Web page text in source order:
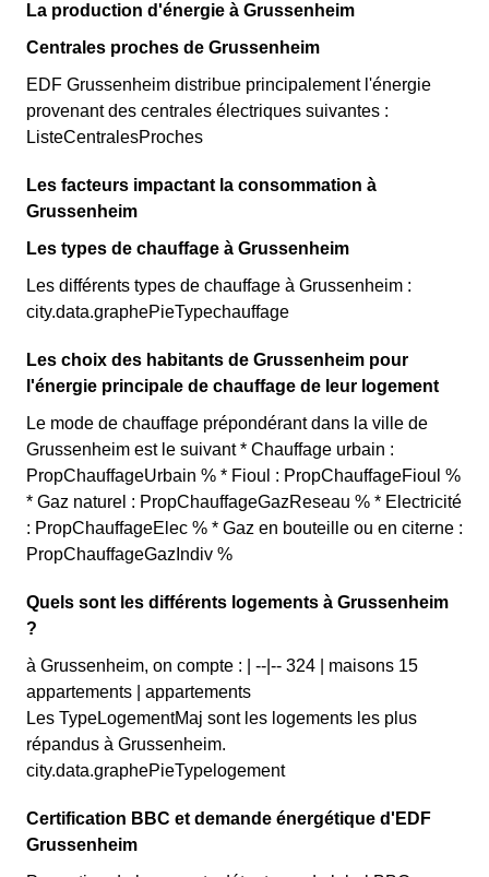
La production d'énergie à Grussenheim
Centrales proches de Grussenheim
EDF Grussenheim distribue principalement l'énergie
provenant des centrales électriques suivantes :
ListeCentralesProches
Les facteurs impactant la consommation à
Grussenheim
Les types de chauffage à Grussenheim
Les différents types de chauffage à Grussenheim :
city.data.graphePieTypechauffage
Les choix des habitants de Grussenheim pour
l'énergie principale de chauffage de leur logement
Le mode de chauffage prépondérant dans la ville de
Grussenheim est le suivant * Chauffage urbain :
PropChauffageUrbain % * Fioul : PropChauffageFioul %
* Gaz naturel : PropChauffageGazReseau % * Electricité
: PropChauffageElec % * Gaz en bouteille ou en citerne :
PropChauffageGazIndiv %
Quels sont les différents logements à Grussenheim
?
à Grussenheim, on compte : | --|-- 324 | maisons 15
appartements | appartements
Les TypeLogementMaj sont les logements les plus
répandus à Grussenheim.
city.data.graphePieTypelogement
Certification BBC et demande énergétique d'EDF
Grussenheim